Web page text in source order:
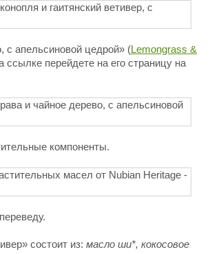
с апельсиновой цедрой» (Lemongrass &
ссылке перейдете на его страницу на
компоненты.
состоит из: масло ши*, кокосовое